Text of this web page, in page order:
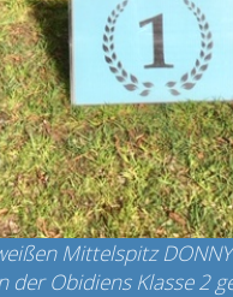
Mittelspitz
der Obidiens Klasse 2